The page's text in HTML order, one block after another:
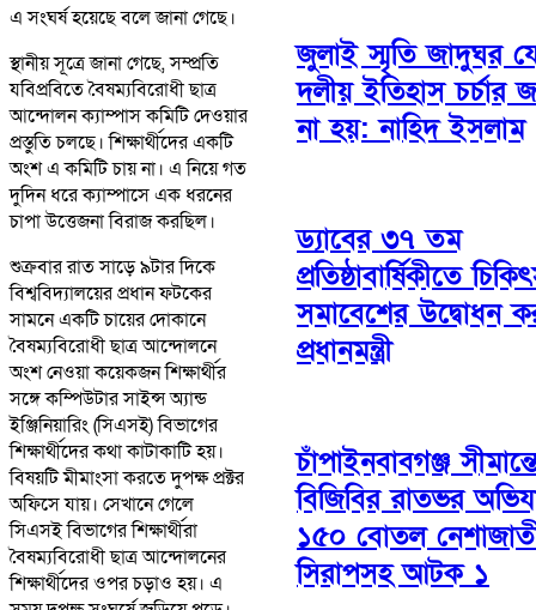
এ সংঘর্ষ হয়েছে বলে জানা গেছে।
স্থানীয় সূত্রে জানা গেছে, সম্প্রতি
যবিপ্রবিতে বৈষম্যবিরোধী ছাত্র
আন্দোলন ক্যাম্পাস কমিটি দেওয়ার
প্রস্তুতি চলছে। শিক্ষার্থীদের একটি
অংশ এ কমিটি চায় না। এ নিয়ে গত
দুদিন ধরে ক্যাম্পাসে এক ধরনের
চাপা উত্তেজনা বিরাজ করছিল।
শুক্রবার রাত সাড়ে ৯টার দিকে
বিশ্ববিদ্যালয়ের প্রধান ফটকের
সামনে একটি চায়ের দোকানে
বৈষম্যবিরোধী ছাত্র আন্দোলনে
অংশ নেওয়া কয়েকজন শিক্ষার্থীর
সঙ্গে কম্পিউটার সাইন্স অ্যান্ড
ইঞ্জিনিয়ারিং (সিএসই) বিভাগের
শিক্ষার্থীদের কথা কাটাকাটি হয়।
বিষয়টি মীমাংসা করতে দুপক্ষ প্রক্টর
অফিসে যায়। সেখানে গেলে
সিএসই বিভাগের শিক্ষার্থীরা
বৈষম্যবিরোধী ছাত্র আন্দোলনের
শিক্ষার্থীদের ওপর চড়াও হয়। এ
জুলাই স্মৃতি জাদুঘর
দলীয় ইতিহাস চর্চার
না হয়: নাহিদ ইসলাম
ড্যাবের ৩৭ তম
প্রতিষ্ঠাবার্ষিকীতে
সমাবেশের উদ্বোধন
প্রধানমন্ত্রী
চাঁপাইনবাবগঞ্জ
বিজিবির রাতভর
১৫০ বোতল
সিরাপসহ আটক ১